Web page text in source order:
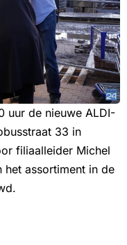
uur de nieuwe ALDI-
33 in
filiaalleider Michel
het assortiment in de